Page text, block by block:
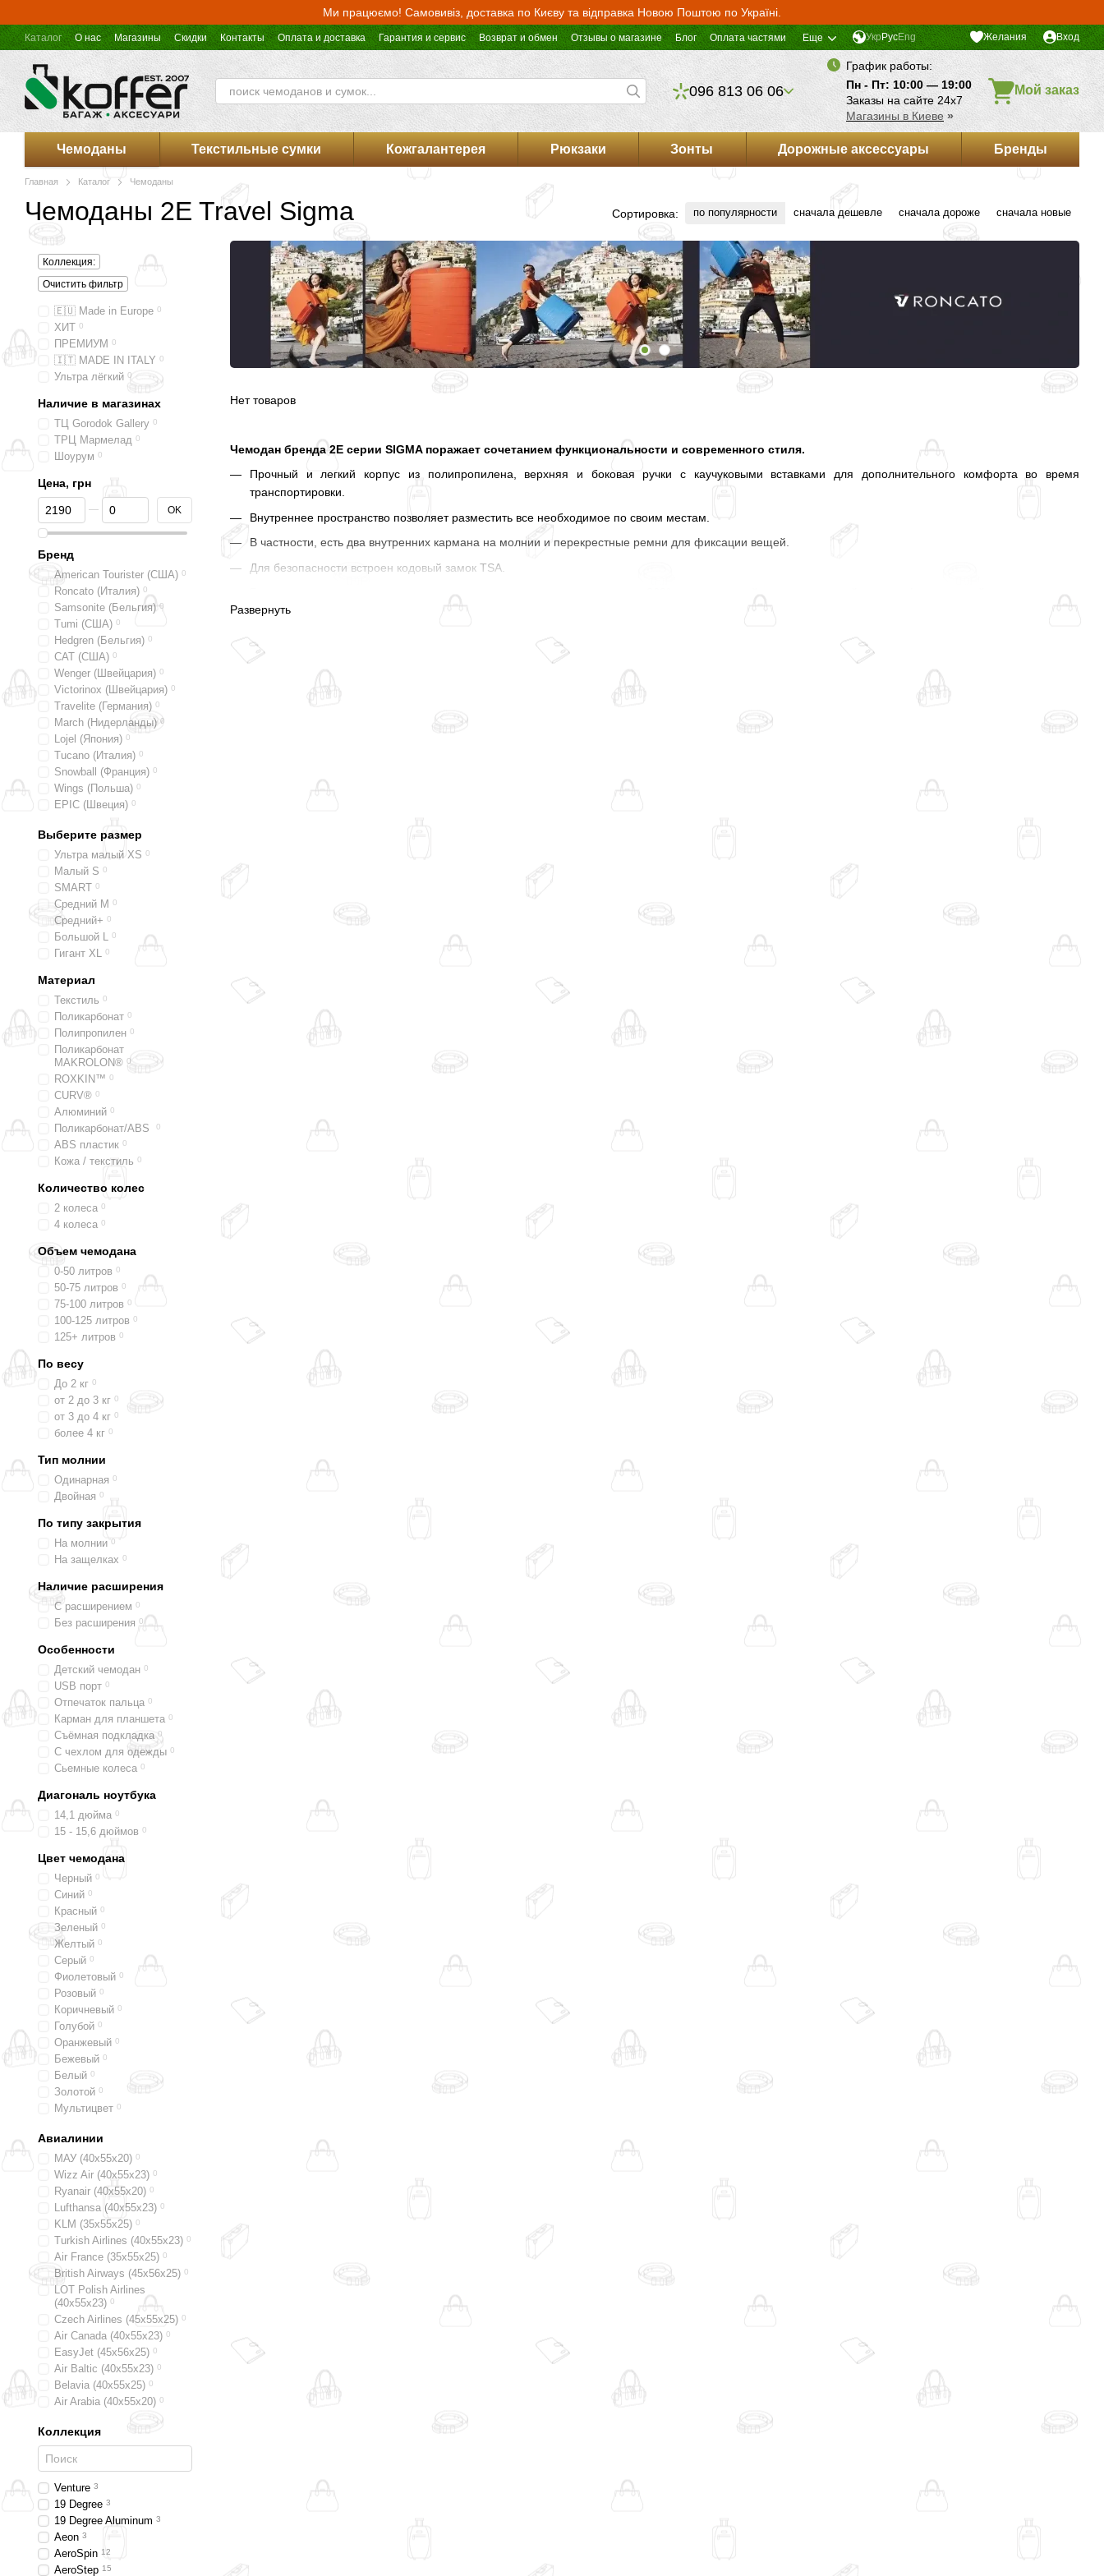
Ми працюємо! Самовивіз, доставка по Києву та відправка Новою Поштою по Україні.
Каталог О нас Магазины Скидки Контакты Оплата и доставка Гарантия и сервис Возврат и обмен Отзывы о магазине Блог Оплата частями Еще УкрРусEng Желания Вход
096 813 06 06
График работы:
Пн - Пт: 10:00 — 19:00
Заказы на сайте 24х7
Магазины в Киеве »
Мой заказ
Чемоданы Текстильные сумки Кожгалантерея Рюкзаки Зонты Дорожные аксессуары Бренды
Главная Каталог Чемоданы
Чемоданы 2E Travel Sigma Сортировка: по популярности сначала дешевле сначала дороже сначала новые
Чемодан бренда 2Е серии SIGMA поражает сочетанием функциональности и современного стиля.
Прочный и легкий корпус из полипропилена, верхняя и боковая ручки с каучуковыми вставками для дополнительного комфорта во время
транспортировки.
Внутреннее пространство позволяет разместить все необходимое по своим местам.
В частности, есть два внутренних кармана на молнии и перекрестные ремни для фиксации вещей.
Для безопасности встроен кодовый замок TSA.
Благодаря четырем тихим сдвоенным колесам, вращающимся на 360°, алюминиевой телескопической ручке, фиксирующейся в нескольких
промежуточных положениях, пользование чемоданом превращается в сплошное удовольствие.
Прочные и красивые чемоданы наверняка придутся Вам по душе и составят отличную компанию в самых увлекательных и веселых
Развернуть
Нет товаров
Коллекция:
Очистить фильтр
🇪🇺 Made in Europe 0
ХИТ 0
ПРЕМИУМ 0
🇮🇹 MADE IN ITALY 0
Ультра лёгкий 0
Наличие в магазинах
ТЦ Gorodok Gallery 0
ТРЦ Мармелад 0
Шоурум 0
Цена, грн
От Цена, грн
До Цена, грн OK
Бренд
American Tourister (США) 0
Roncato (Италия) 0
Samsonite (Бельгия) 0
Tumi (США) 0
Hedgren (Бельгия) 0
CAT (США) 0
Wenger (Швейцария) 0
Victorinox (Швейцария) 0
Travelite (Германия) 0
March (Нидерланды) 0
Lojel (Япония) 0
Tucano (Италия) 0
Snowball (Франция) 0
Wings (Польша) 0
EPIC (Швеция) 0
Titan (Германия)
2E Travel (Украина)
Bric's (Италия) 0
Lipault (Липо) (Франция)
Выберите размер
Ультра малый XS 0
Малый S 0
SMART 0
Средний M 0
Средний+ 0
Большой L 0
Гигант XL 0
Материал
Текстиль 0
Поликарбонат 0
Полипропилен 0
Поликарбонат
MAKROLON® 0
ROXKIN™ 0
CURV® 0
Алюминий 0
Поликарбонат/ABS 0
ABS пластик 0
Кожа / текстиль 0
Количество колес
2 колеса 0
4 колеса 0
Объем чемодана
0-50 литров 0
50-75 литров 0
75-100 литров 0
100-125 литров 0
125+ литров 0
По весу
До 2 кг 0
от 2 до 3 кг 0
от 3 до 4 кг 0
более 4 кг 0
Тип молнии
Одинарная 0
Двойная 0
По типу закрытия
На молнии 0
На защелках 0
Наличие расширения
С расширением 0
Без расширения 0
Особенности
Детский чемодан 0
USB порт 0
Отпечаток пальца 0
Карман для планшета 0
Съёмная подкладка 0
С чехлом для одежды 0
Сьемные колеса 0
Диагональ ноутбука
14,1 дюйма 0
15 - 15,6 дюймов 0
Цвет чемодана
Черный 0
Синий 0
Красный 0
Зеленый 0
Желтый 0
Серый 0
Фиолетовый 0
Розовый 0
Коричневый 0
Голубой 0
Оранжевый 0
Бежевый 0
Белый 0
Золотой 0
Мультицвет 0
Графит 0
Таупе 0
Авиалинии
МАУ (40х55х20) 0
Wizz Air (40х55х23) 0
Ryanair (40х55х20) 0
Lufthansa (40х55х23) 0
KLM (35x55x25) 0
Turkish Airlines (40x55x23) 0
Air France (35x55x25) 0
British Airways (45x56x25) 0
LOT Polish Airlines
(40x55x23) 0
Czech Airlines (45x55x25) 0
Air Canada (40x55x23) 0
EasyJet (45х56х25) 0
Air Baltic (40x55x23) 0
Belavia (40х55х25) 0
Air Arabia (40х55х20) 0
Alitalia (35х55х25)
Austrian (40x55x23)
0
Germanwings (40x55x23)
Коллекция
Venture 3
19 Degree 3
19 Degree Aluminum 3
Aeon 3
AeroSpin 12
AeroStep 15